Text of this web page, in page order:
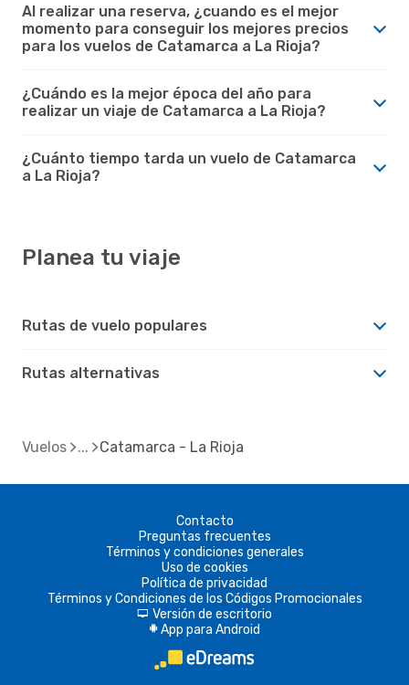
Al realizar una reserva, ¿cuando es el mejor
momento para conseguir los mejores precios
para los vuelos de Catamarca a La Rioja?
¿Cuándo es la mejor época del año para
realizar un viaje de Catamarca a La Rioja?
¿Cuánto tiempo tarda un vuelo de Catamarca
a La Rioja?
Planea tu viaje
Rutas de vuelo populares
Rutas alternativas
Vuelos Catamarca - La Rioja
Contacto
Preguntas frecuentes
Términos y condiciones generales
Uso de cookies
Política de privacidad
Términos y Condiciones de los Códigos Promocionales
d Versión de escritorio
A App para Android